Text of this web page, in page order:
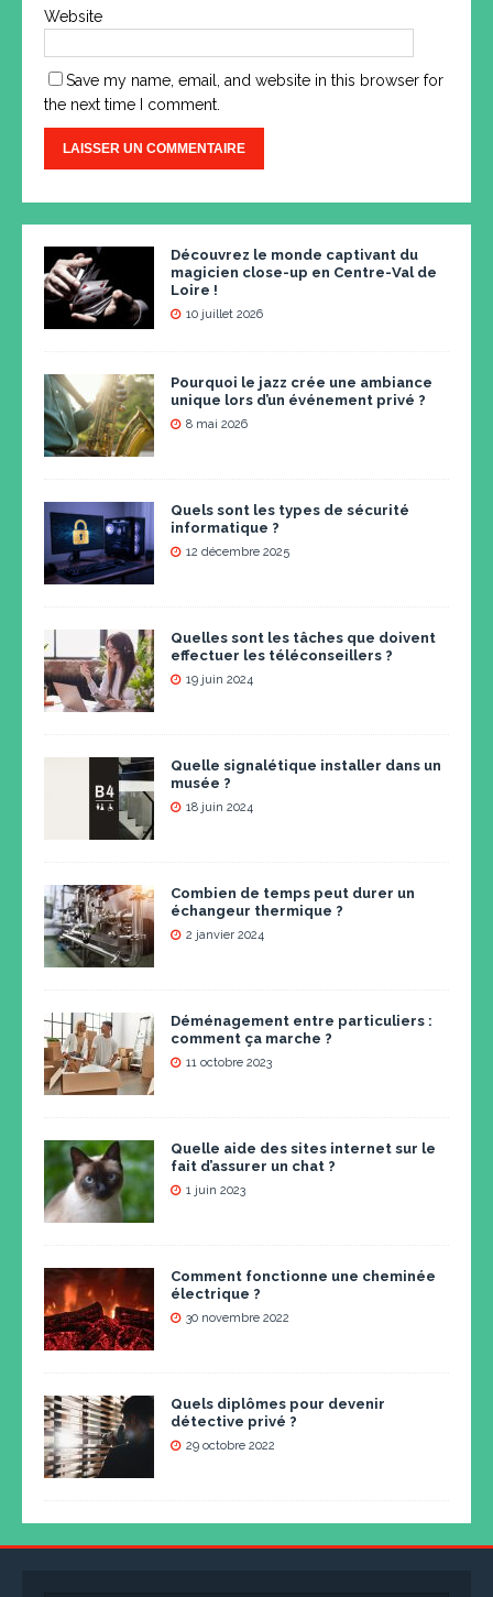
Website
Save my name, email, and website in this browser for
the next time I comment.
Découvrez le monde captivant du
magicien close-up en Centre-Val de
Loire !
10 juillet 2026
Pourquoi le jazz crée une ambiance
unique lors d’un événement privé ?
8 mai 2026
Quels sont les types de sécurité
informatique ?
12 décembre 2025
Quelles sont les tâches que doivent
effectuer les téléconseillers ?
19 juin 2024
Quelle signalétique installer dans un
musée ?
18 juin 2024
Combien de temps peut durer un
échangeur thermique ?
2 janvier 2024
Déménagement entre particuliers :
comment ça marche ?
11 octobre 2023
Quelle aide des sites internet sur le
fait d’assurer un chat ?
1 juin 2023
Comment fonctionne une cheminée
électrique ?
30 novembre 2022
Quels diplômes pour devenir
détective privé ?
29 octobre 2022